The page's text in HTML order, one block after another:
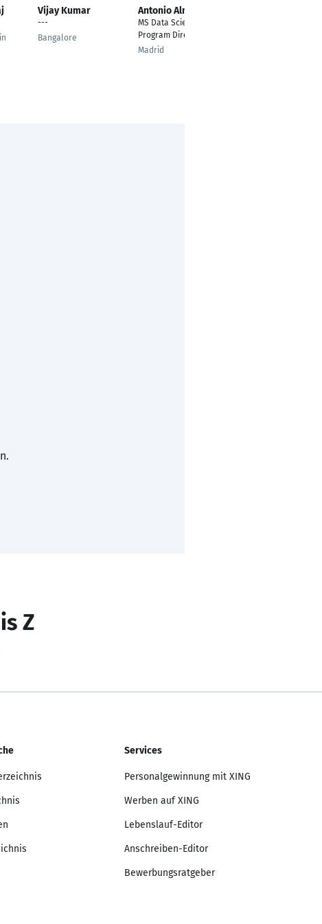
Vijay Kumar
---
Bangalore
Antonio Almagro
MS Data Science
Program Director
Madrid
Z
Services
Personalgewinnung mit XING
Werben auf XING
Lebenslauf-Editor
Anschreiben-Editor
Bewerbungsratgeber